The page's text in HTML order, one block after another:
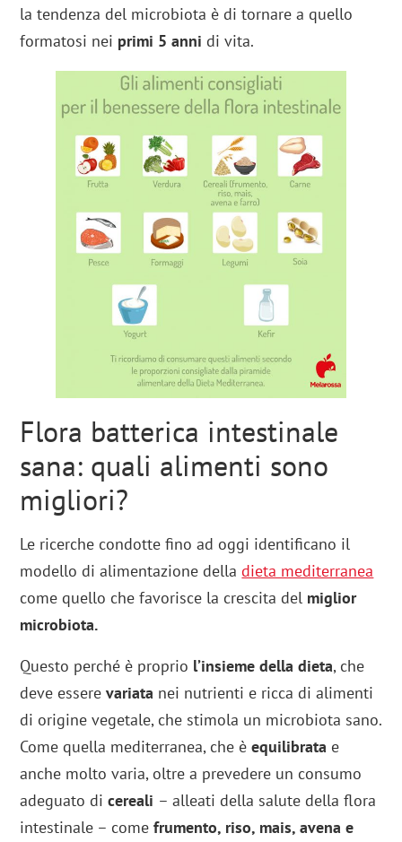
la tendenza del microbiota è di tornare a quello
formatosi nei primi 5 anni di vita.
Flora batterica intestinale
sana: quali alimenti sono
migliori?
Le ricerche condotte fino ad oggi identificano il
modello di alimentazione delladieta mediterranea
come quello che favorisce la crescita del miglior
microbiota.
Questo perché è proprio l’insieme della dieta, che
deve esserevariata nei nutrienti e ricca di alimenti
di origine vegetale, che stimola un microbiota sano.
Come quella mediterranea, che èequilibrata e
anche molto varia, oltre a prevedere un consumo
adeguato dicereali – alleati della salute della flora
intestinale – comefrumento, riso, mais, avena e